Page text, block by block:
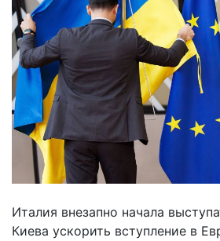
Италия внезапно начала
Киева ускорить вступление в